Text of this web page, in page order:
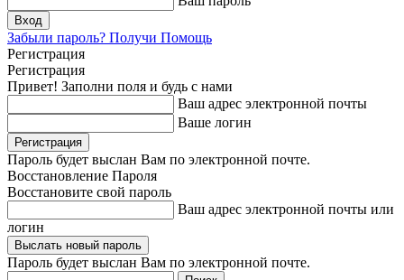
Забыли пароль? Получи Помощь
Регистрация
Регистрация
Привет! Заполни поля и будь с нами
Ваш адрес электронной почты
Ваше логин
Пароль будет выслан Вам по электронной почте.
Восстановление Пароля
Восстановите свой пароль
Ваш адрес электронной почты или
логин
Пароль будет выслан Вам по электронной почте.